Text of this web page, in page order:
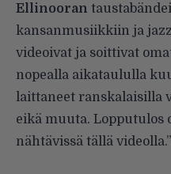
Ellinooran
kansanmusiikkiin ja
videoivat ja soittivat
nopealla aikataululla
laittaneet ranskalaisilla
eikä muuta. Lopputulos
nähtävissä tällä videolla.”